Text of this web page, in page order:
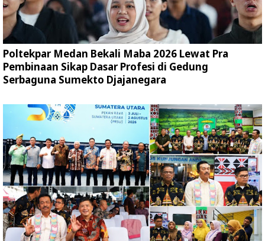
Poltekpar Medan Bekali Maba 2026 Lewat Pra
Pembinaan Sikap Dasar Profesi di Gedung
Serbaguna Sumekto Djajanegara